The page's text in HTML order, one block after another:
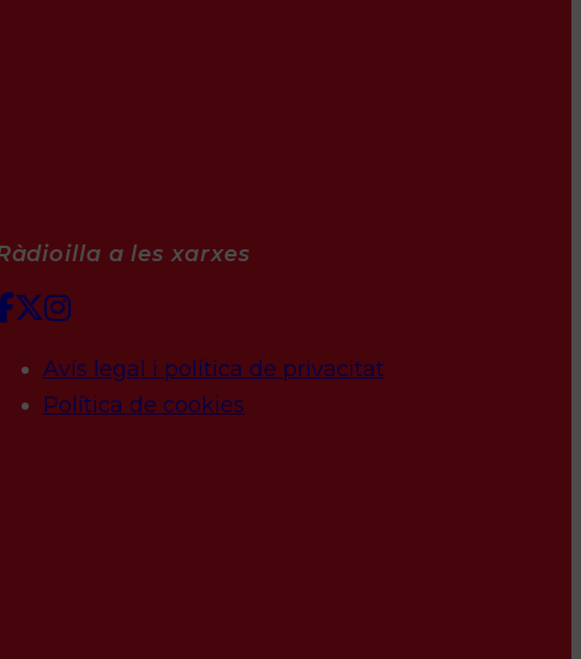
a les xarxes
Avís legal i política de privacitat
Política de cookies